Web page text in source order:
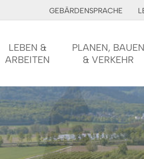
GEBÄRDENSPRACHE
LEBEN &
ARBEITEN
PLANEN, BAUEN
& VERKEHR